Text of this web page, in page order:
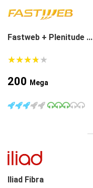
Fastweb + Plenitude ...
★★★★★
★★★★★
200 Mega
Iliad Fibra